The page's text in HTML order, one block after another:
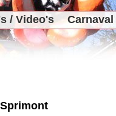
/ Video's Carnaval